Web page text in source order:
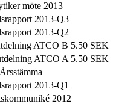
möte 2013
2013-Q3
2013-Q2
ATCO B 5.50 SEK
ATCO A 5.50 SEK
Årsstämma
2013-Q1
2012